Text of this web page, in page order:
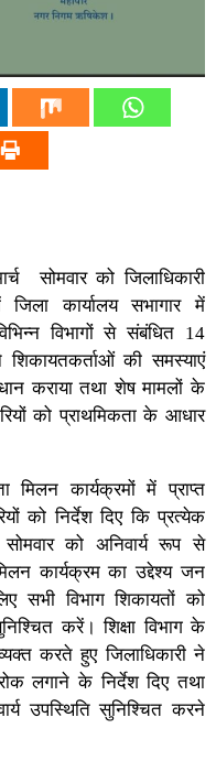
सोमवार को जिलाधिकारी
जिला कार्यालय सभागार में
विभागों से संबंधित 14
शिकायतकर्ताओं की समस्याएं
कराया तथा शेष मामलों के
को प्राथमिकता के आधार
मिलन कार्यक्रमों में प्राप्त
को निर्देश दिए कि प्रत्येक
को अनिवार्य रूप से
कार्यक्रम का उद्देश्य जन
सभी विभाग शिकायतों को
करें। शिक्षा विभाग के
करते हुए जिलाधिकारी ने
लगाने के निर्देश दिए तथा
उपस्थिति सुनिश्चित करने